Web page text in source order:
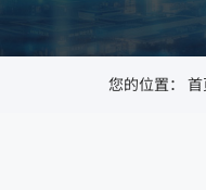
您的位置： 首